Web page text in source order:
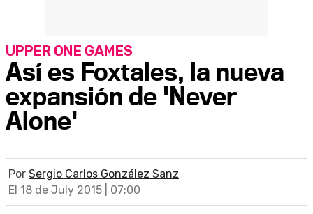
Así es Foxtales, la nueva
expansión de 'Never
Alone'
UPPER ONE GAMES
Por Sergio Carlos González Sanz
El 18 de July 2015 | 07:00